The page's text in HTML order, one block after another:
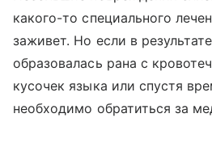
какого-то специального
заживет. Но если в
образовалась рана с
кусочек языка или спустя
необходимо обратиться за